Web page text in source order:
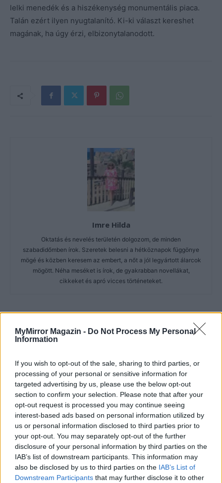
MyMirror Magazin - Do Not Process My Personal
Information
If you wish to opt-out of the sale, sharing to third parties, or
processing of your personal or sensitive information for
targeted advertising by us, please use the below opt-out
section to confirm your selection. Please note that after your
opt-out request is processed you may continue seeing
interest-based ads based on personal information utilized by
us or personal information disclosed to third parties prior to
your opt-out. You may separately opt-out of the further
disclosure of your personal information by third parties on the
IAB’s list of downstream participants. This information may
also be disclosed by us to third parties on the IAB’s List of
Downstream Participants that may further disclose it to other
lelki menedék és a hiszékenység monumentális piaca.
Talán ezért ilyen nyugtalanító. Ki-ki választ kereshet
magának, ha úgy érzi, elbizonytalanodott.
Imre Hilda
Oktatás és nevelés területén dolgozom, de minden
szabadidőmben írok. Szeretek belesni a hétköznapok függönye
mögé és közben keresem az embert, a nőt a jól legyártott álarcok
mögött. Néha meséket is írok, de gyakrabban novellákat,
cikkeket és apró vicces történeteket.
KAPCSOLÓDÓ CIKKEK TÖBB A SZERZŐTŐL
Minka 13. rész
Halál a Tresco-szigeten – A Josh
Clayton-ügy